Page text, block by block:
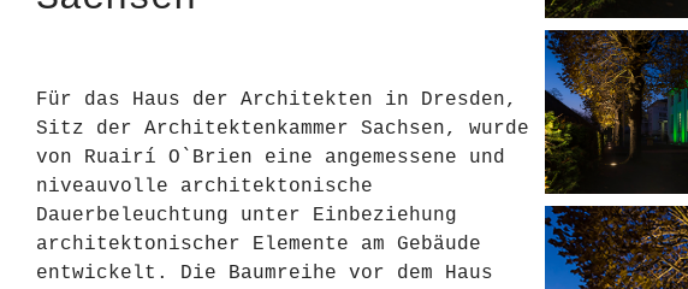
Für das Haus der Architekten in Dresden,
Sitz der Architektenkammer Sachsen, wurde
von Ruairí O`Brien eine angemessene und
niveauvolle architektonische
Dauerbeleuchtung unter Einbeziehung
architektonischer Elemente am Gebäude
entwickelt. Die Baumreihe vor dem Haus